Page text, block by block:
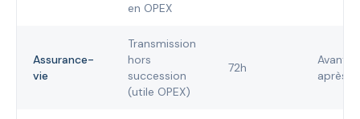
en OPEX
Assurance-
vie
Transmission
hors
succession
(utile OPEX)
72h
après 8